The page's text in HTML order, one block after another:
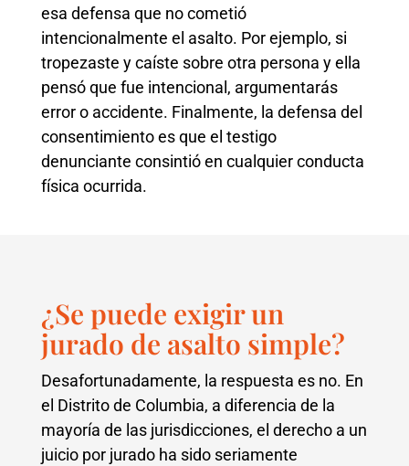
esa defensa que no cometió
intencionalmente el asalto. Por ejemplo, si
tropezaste y caíste sobre otra persona y ella
pensó que fue intencional, argumentarás
error o accidente. Finalmente, la defensa del
consentimiento es que el testigo
denunciante consintió en cualquier conducta
física ocurrida.
¿Se puede exigir un
jurado de asalto simple?
Desafortunadamente, la respuesta es no. En
el Distrito de Columbia, a diferencia de la
mayoría de las jurisdicciones, el derecho a un
juicio por jurado ha sido seriamente